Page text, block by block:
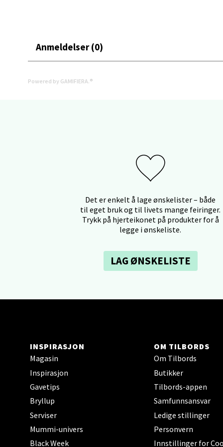
Anmeldelser (0)
Powered by GAMIFIERA.®
Det er enkelt å lage ønskelister – både
til eget bruk og til livets mange feiringer.
Trykk på hjerteikonet på produkter for å
legge i ønskeliste.
LAG ØNSKELISTE
INSPIRASJON
Magasin
Inspirasjon
Gavetips
Bryllup
Serviser
Mummi-univers
Black Week
OM TILBORDS
Om Tilbords
Butikker
Tilbords-appen
Samfunnsansvar
Ledige stillinger
Personvern
Innstillinger for
Åpent i
Oslo
Erich